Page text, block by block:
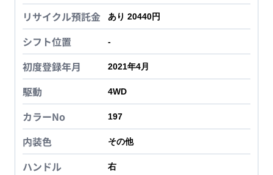
リサイクル預託金 あり 20440円
シフト位置 -
初度登録年月 2021年4月
駆動 4WD
カラーNo 197
内装色 その他
ハンドル 右